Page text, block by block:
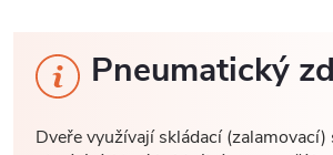
Pneumatický
Dveře využívají skládací (zalamovací)